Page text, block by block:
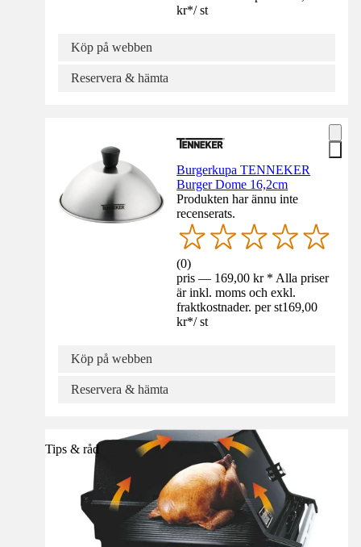
kr*/ st
Köp på webben
Reservera & hämta
Burgerkupa TENNEKER
Burger Dome 16,2cm
Produkten har ännu inte
recenserats.
(0)
pris — 169,00 kr * Alla priser
är inkl. moms och exkl.
fraktkostnader. per st169,00
kr*/ st
Köp på webben
Reservera & hämta
Tips & råd